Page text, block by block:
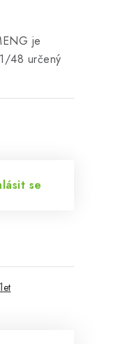
je
48 určený
se